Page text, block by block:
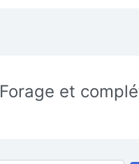
Forage et